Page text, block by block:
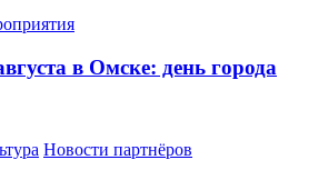
в Омске: день города
Новости партнёров